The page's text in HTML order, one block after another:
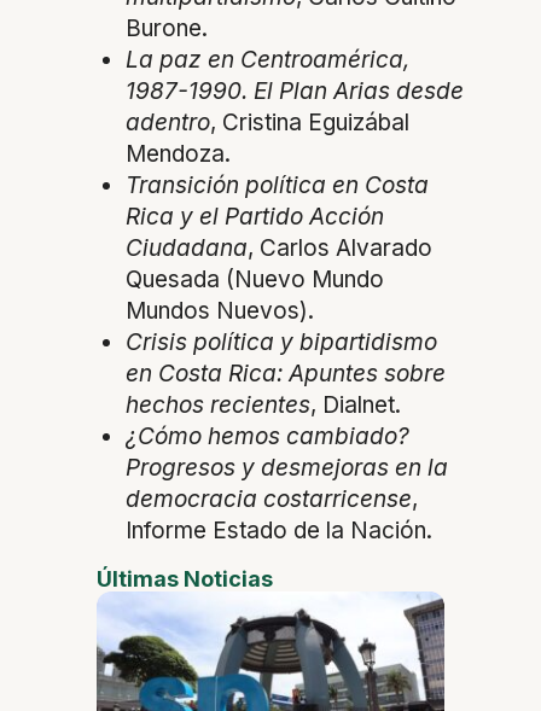
Burone.
La paz en Centroamérica,
1987-1990. El Plan Arias desde
adentro, Cristina Eguizábal
Mendoza.
Transición política en Costa
Rica y el Partido Acción
Ciudadana, Carlos Alvarado
Quesada (Nuevo Mundo
Mundos Nuevos).
Crisis política y bipartidismo
en Costa Rica: Apuntes sobre
hechos recientes, Dialnet.
¿Cómo hemos cambiado?
Progresos y desmejoras en la
democracia costarricense,
Informe Estado de la Nación.
Últimas Noticias